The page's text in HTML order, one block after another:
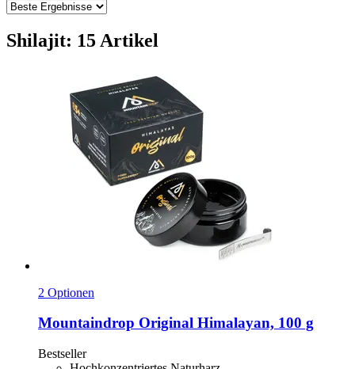
Shilajit: 15 Artikel
2 Optionen
Mountaindrop Original Himalayan, 100 g
Bestseller